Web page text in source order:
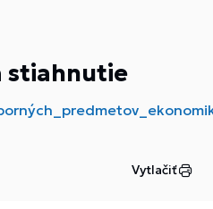
stiahnutie
Vytlačiť